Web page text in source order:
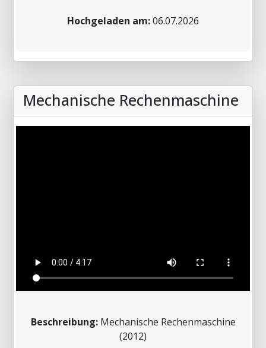
Hochgeladen am:06.07.2026
Mechanische Rechenmaschine
Beschreibung:Mechanische Rechenmaschine
(2012)